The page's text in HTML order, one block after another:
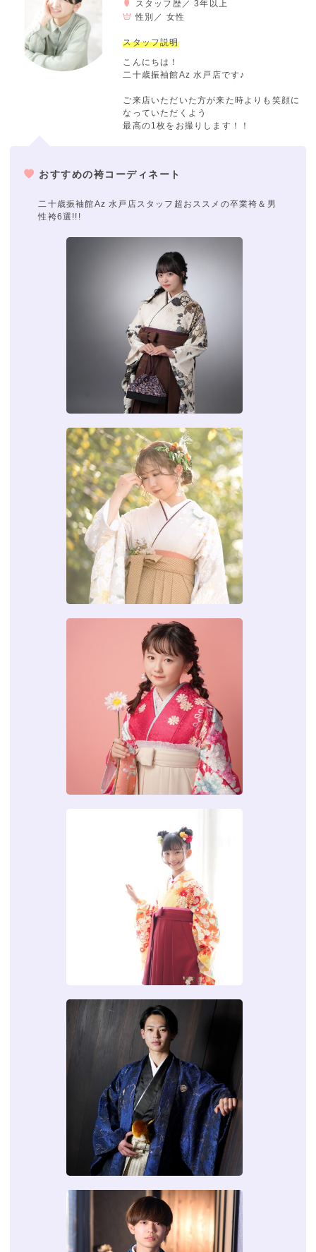
スタッフ歴／ 3年以上
性別／ 女性
スタッフ説明
こんにちは！
二十歳振袖館Az 水戸店です♪
ご来店いただいた方が来た時よりも笑顔に
なっていただくよう
最高の1枚をお撮りします！！
おすすめの袴コーディネート
二十歳振袖館Az 水戸店スタッフ超おススメの卒業袴＆男
性袴6選!!!